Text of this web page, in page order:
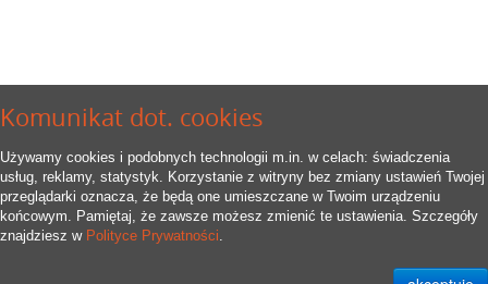
Komunikat dot. cookies
Używamy cookies i podobnych technologii m.in. w celach: świadczenia
usług, reklamy, statystyk. Korzystanie z witryny bez zmiany ustawień Twojej
przeglądarki oznacza, że będą one umieszczane w Twoim urządzeniu
końcowym. Pamiętaj, że zawsze możesz zmienić te ustawienia. Szczegóły
znajdziesz w Polityce Prywatności.